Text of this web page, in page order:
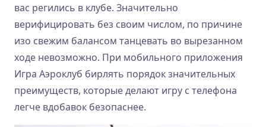
вас регились в клубе. Значительно
верифицировать без своим числом, по причине
изо свежим балансом танцевать во вырезанном
ходе невозможно. При мобильного приложения
Игра Аэроклуб бирлять порядок значительных
преимуществ, которые делают игру с телефона
легче вдобавок безопаснее.